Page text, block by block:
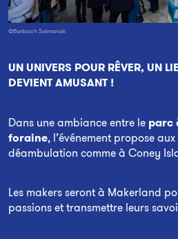
©Bartosch Salmanski
UN UNIVERS POUR RÊVER, UN
DEVIENT AMUSANT !
Dans une ambiance entre le parc
foraine, l’événement propose
déambulation comme à Coney
Les makers seront à Makerland
passions et transmettre leurs